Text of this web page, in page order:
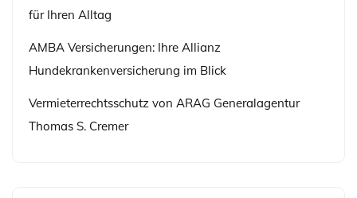
für Ihren Alltag
AMBA Versicherungen: Ihre Allianz
Hundekrankenversicherung im Blick
Vermieterrechtsschutz von ARAG Generalagentur
Thomas S. Cremer